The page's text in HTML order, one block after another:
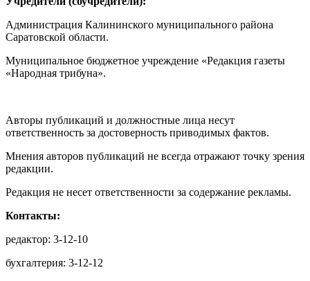
Администрация Калининского муниципального района
Саратовской области.
Муниципальное бюджетное учреждение «Редакция газеты
«Народная трибуна».
Авторы публикаций и должностные лица несут
ответственность за достоверность приводимых фактов.
Мнения авторов публикаций не всегда отражают точку зрения
редакции.
Редакция не несет ответственности за содержание рекламы.
Контакты:
редактор: 3-12-10
бухгалтерия: 3-12-12